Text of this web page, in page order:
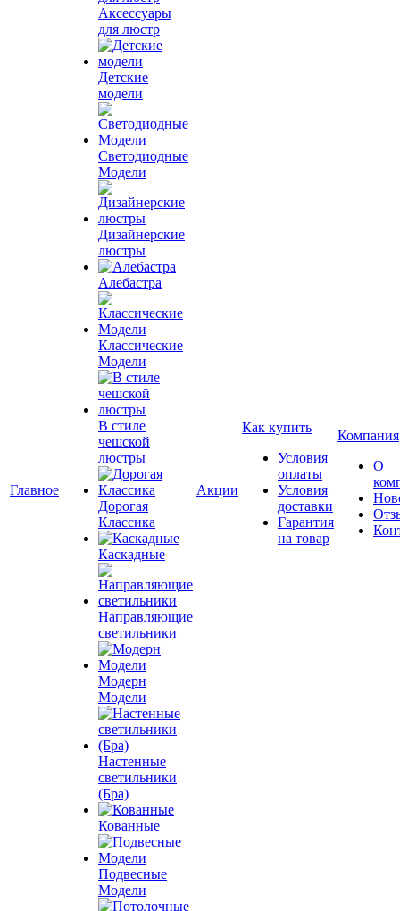
Главное
Аксессуары
для люстр
Детские
модели
Светодиодные
Модели
Дизайнерские
люстры
Алебастра
Классические
Модели
В стиле
чешской
люстры
Дорогая
Классика
Каскадные
Направляющие
светильники
Модерн
Модели
Настенные
светильники
(Бра)
Кованные
Подвесные
Модели
Акции
Как купить
Условия
оплаты
Условия
доставки
Гарантия
на товар
Компания
О